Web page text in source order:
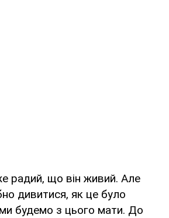
радий, що він живий. Але
дивитися, як це було
будемо з цього мати. До